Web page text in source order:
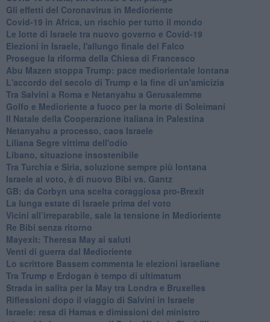
Gli effetti del Coronavirus in Medioriente
Covid-19 in Africa, un rischio per tutto il mondo
Le lotte di Israele tra nuovo governo e Covid-19
Elezioni in Israele, l'allungo finale del Falco
Prosegue la riforma della Chiesa di Francesco
Abu Mazen stoppa Trump: pace mediorientale lontana
L'accordo del secolo di Trump e la fine di un'amicizia
Tra Salvini a Roma e Netanyahu a Gerusalemme
Golfo e Medioriente a fuoco per la morte di Soleimani
Il Natale della Cooperazione italiana in Palestina
Netanyahu a processo, caos Israele
Liliana Segre vittima dell'odio
Libano, situazione insostenibile
Tra Turchia e Siria, soluzione sempre più lontana
Israele al voto, è di nuovo Bibi vs. Gantz
GB: da Corbyn una scelta coraggiosa pro-Brexit
La lunga estate di Israele prima del voto
Vicini all’irreparabile, sale la tensione in Medioriente
Re Bibi senza ritorno
Mayexit: Theresa May ai saluti
Venti di guerra dal Medioriente
Lo scrittore Bassem commenta le elezioni israeliane
Tra Trump e Erdogan è tempo di ultimatum
Strada in salita per la May tra Londra e Bruxelles
Riflessioni dopo il viaggio di Salvini in Israele
Israele: resa di Hamas e dimissioni del ministro